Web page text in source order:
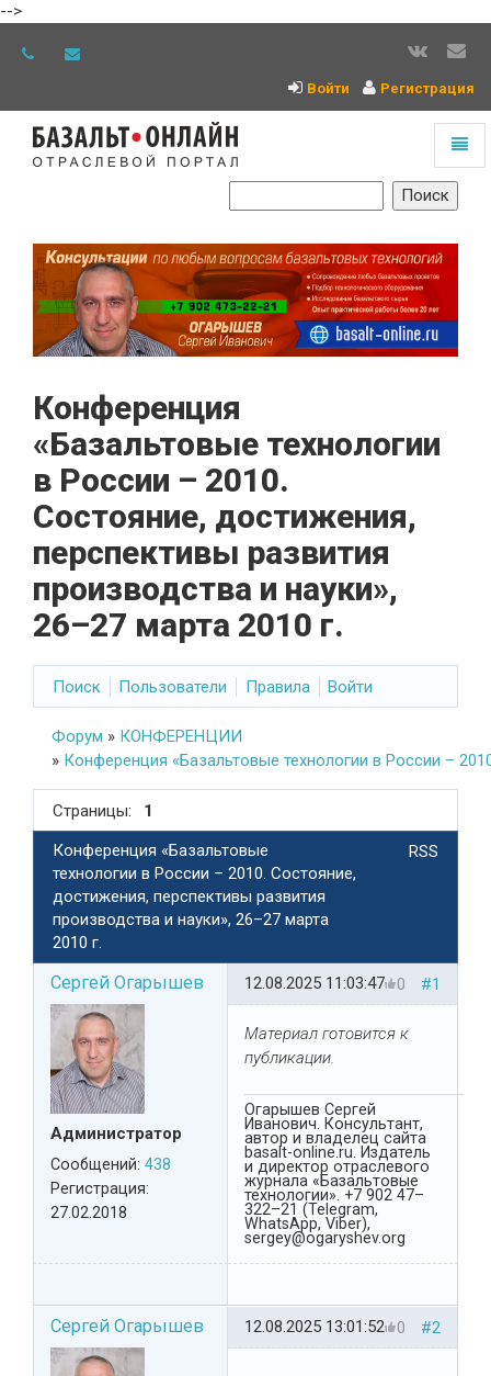
-->
Войти Регистрация
Конференция
«Базальтовые технологии
в России – 2010.
Состояние, достижения,
перспективы развития
производства и науки»,
26–27 марта 2010 г.
Поиск Пользователи Правила Войти
Форум » КОНФЕРЕНЦИИ
» Конференция «Базальтовые технологии в России –
Страницы: 1
RSS
Конференция «Базальтовые
технологии в России – 2010. Состояние,
достижения, перспективы развития
производства и науки», 26–27 марта
2010 г.
Сергей Огарышев
Администратор
Сообщений: 438
Регистрация:
27.02.2018
#1
0
12.08.2025 11:03:47
Материал готовится к
публикации.
Огарышев Сергей
Иванович. Консультант,
автор и владелец сайта
basalt-online.ru. Издатель
и директор отраслевого
журнала «Базальтовые
технологии». +7 902 47–
322–21 (Telegram,
WhatsApp, Viber),
sergey@ogaryshev.org
Сергей Огарышев #2
0
12.08.2025 13:01:52